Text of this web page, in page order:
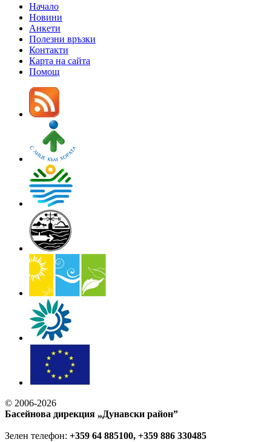
Начало
Новини
Анкети
Полезни връзки
Контакти
Карта на сайта
Помощ
© 2006-2026
Басейнова дирекция „Дунавски район”
Зелен телефон: +359 64 885100, +359 886 330485